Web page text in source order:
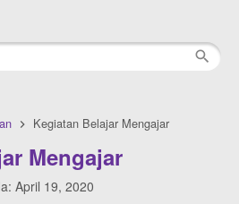
Kegiatan Belajar Mengajar
Mengajar
April 19, 2020